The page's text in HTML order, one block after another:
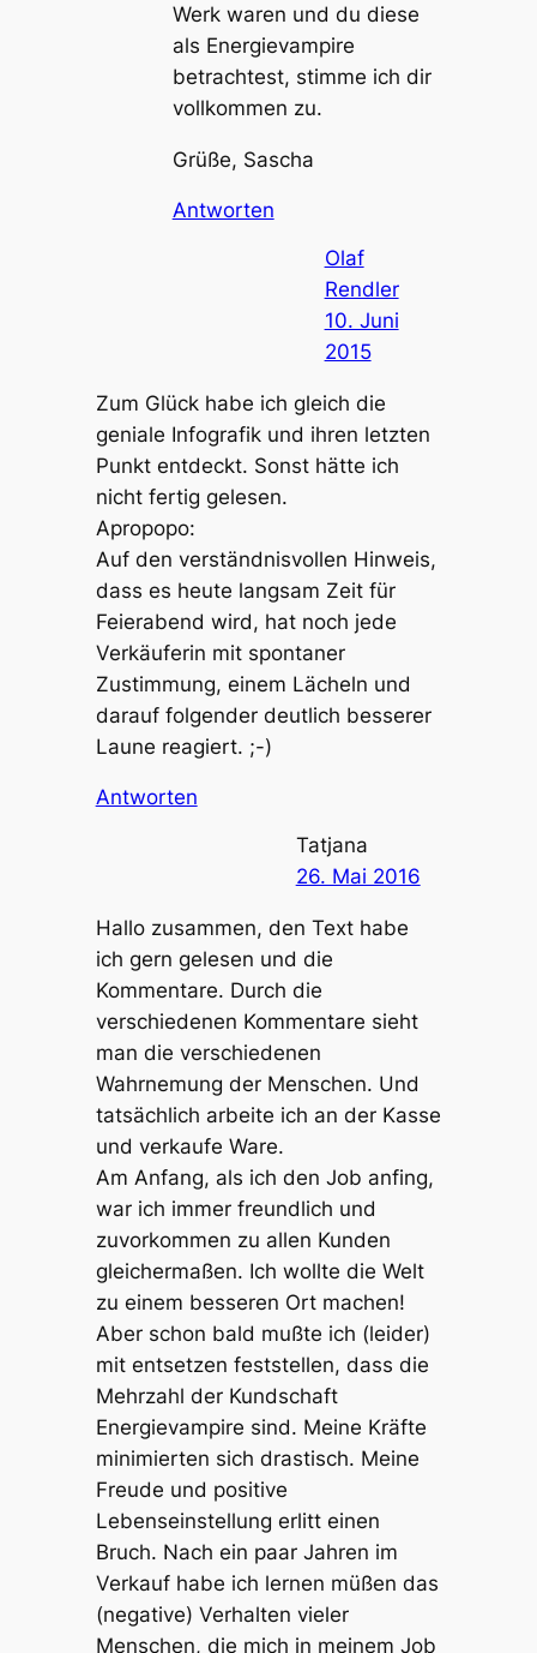
Werk waren und du diese
als Energievampire
betrachtest, stimme ich dir
vollkommen zu.
Grüße, Sascha
Antworten
Olaf
Rendler
10. Juni
2015
Zum Glück habe ich gleich die
geniale Infografik und ihren letzten
Punkt entdeckt. Sonst hätte ich
nicht fertig gelesen.
Apropopo:
Auf den verständnisvollen Hinweis,
dass es heute langsam Zeit für
Feierabend wird, hat noch jede
Verkäuferin mit spontaner
Zustimmung, einem Lächeln und
darauf folgender deutlich besserer
Laune reagiert. ;-)
Antworten
Tatjana
26. Mai 2016
Hallo zusammen, den Text habe
ich gern gelesen und die
Kommentare. Durch die
verschiedenen Kommentare sieht
man die verschiedenen
Wahrnemung der Menschen. Und
tatsächlich arbeite ich an der Kasse
und verkaufe Ware.
Am Anfang, als ich den Job anfing,
war ich immer freundlich und
zuvorkommen zu allen Kunden
gleichermaßen. Ich wollte die Welt
zu einem besseren Ort machen!
Aber schon bald mußte ich (leider)
mit entsetzen feststellen, dass die
Mehrzahl der Kundschaft
Energievampire sind. Meine Kräfte
minimierten sich drastisch. Meine
Freude und positive
Lebenseinstellung erlitt einen
Bruch. Nach ein paar Jahren im
Verkauf habe ich lernen müßen das
(negative) Verhalten vieler
Menschen, die mich in meinem Job